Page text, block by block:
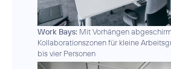
Work Bays: Mit Vorhängen
Kollaborationszonen für kleine
bis vier Personen